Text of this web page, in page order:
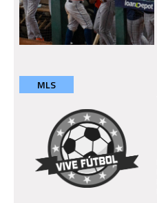
MLS